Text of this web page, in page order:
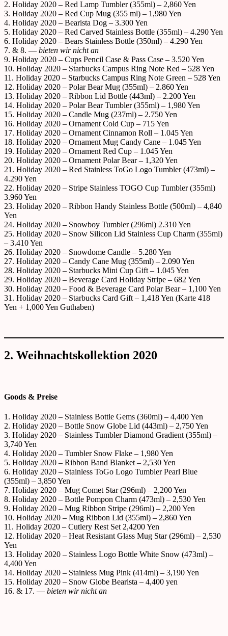
2. Holiday 2020 – Red Lamp Tumbler (355ml) – 2,860 Yen
3. Holiday 2020 – Red Cup Mug (355 ml) – 1,980 Yen
4. Holiday 2020 – Bearista Dog – 3.300 Yen
5. Holiday 2020 – Red Carved Stainless Bottle (355ml) – 4.290 Yen
6. Holiday 2020 – Bears Stainless Bottle (350ml) – 4.290 Yen
7. & 8. — bieten wir nicht an
9. Holiday 2020 – Cups Pencil Case & Pass Case – 3.520 Yen
10. Holiday 2020 – Starbucks Campus Ring Note Red – 528 Yen
11. Holiday 2020 – Starbucks Campus Ring Note Green – 528 Yen
12. Holiday 2020 – Polar Bear Mug (355ml) – 2.860 Yen
13. Holiday 2020 – Ribbon Lid Bottle (443ml) – 2.200 Yen
14. Holiday 2020 – Polar Bear Tumbler (355ml) – 1,980 Yen
15. Holiday 2020 – Candle Mug (237ml) – 2.750 Yen
16. Holiday 2020 – Ornament Cold Cup – 715 Yen
17. Holiday 2020 – Ornament Cinnamon Roll – 1.045 Yen
18. Holiday 2020 – Ornament Mug Candy Cane – 1.045 Yen
19. Holiday 2020 – Ornament Red Cup – 1.045 Yen
20. Holiday 2020 – Ornament Polar Bear – 1,320 Yen
21. Holiday 2020 – Red Stainless ToGo Logo Tumbler (473ml) –
4.290 Yen
22. Holiday 2020 – Stripe Stainless TOGO Cup Tumbler (355ml)
3.960 Yen
23. Holiday 2020 – Ribbon Handy Stainless Bottle (500ml) – 4,840
Yen
24. Holiday 2020 – Snowboy Tumbler (296ml) 2.310 Yen
25. Holiday 2020 – Snow Silicon Lid Stainless Cup Charm (355ml)
– 3.410 Yen
26. Holiday 2020 – Snowdome Candle – 5.280 Yen
27. Holiday 2020 – Candy Cane Mug (355ml) – 2.090 Yen
28. Holiday 2020 – Starbucks Mini Cup Gift – 1.045 Yen
29. Holiday 2020 – Beverage Card Holiday Stripe – 682 Yen
30. Holiday 2020 – Food & Beverage Card Polar Bear – 1,100 Yen
31. Holiday 2020 – Starbucks Card Gift – 1,418 Yen (Karte 418
Yen + 1,000 Yen Guthaben)
2. Weihnachtskollektion 2020
Goods & Preise
1. Holiday 2020 – Stainless Bottle Gems (360ml) – 4,400 Yen
2. Holiday 2020 – Bottle Snow Globe Lid (443ml) – 2,750 Yen
3. Holiday 2020 – Stainless Tumbler Diamond Gradient (355ml) –
3,740 Yen
4. Holiday 2020 – Tumbler Snow Flake – 1,980 Yen
5. Holiday 2020 – Ribbon Band Blanket – 2,530 Yen
6. Holiday 2020 – Stainless ToGo Logo Tumbler Pearl Blue
(355ml) – 3,850 Yen
7. Holiday 2020 – Mug Comet Star (296ml) – 2,200 Yen
8. Holiday 2020 – Bottle Pompon Charm (473ml) – 2,530 Yen
9. Holiday 2020 – Mug Ribbon Stripe (296ml) – 2,200 Yen
10. Holiday 2020 – Mug Ribbon Lid (355ml) – 2,860 Yen
11. Holiday 2020 – Cutlery Rest Set 2,4200 Yen
12. Holiday 2020 – Heat Resistant Glass Mug Star (296ml) – 2,530
Yen
13. Holiday 2020 – Stainless Logo Bottle White Snow (473ml) –
4,400 Yen
14. Holiday 2020 – Stainless Mug Pink (414ml) – 3,190 Yen
15. Holiday 2020 – Snow Globe Bearista – 4,400 yen
16. & 17. — bieten wir nicht an